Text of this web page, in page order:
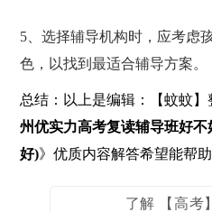
5、选择辅导机构时，应考虑
色，以找到最适合辅导方案。
总结：以上是编辑：【蚊蚊
州优实力高考复读辅导班好
好)》优质内容解答希望能帮助
了解 【高考